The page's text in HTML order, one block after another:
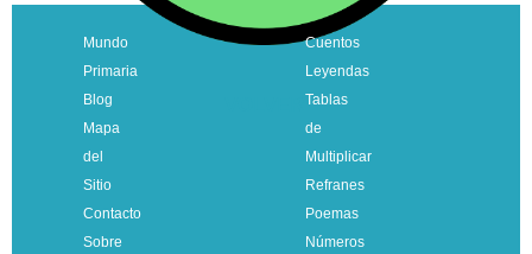
Mundo
Primaria
Blog
Mapa
del
Sitio
Contacto
Sobre
Cuentos
Leyendas
Tablas
de
Multiplicar
Refranes
Poemas
Números